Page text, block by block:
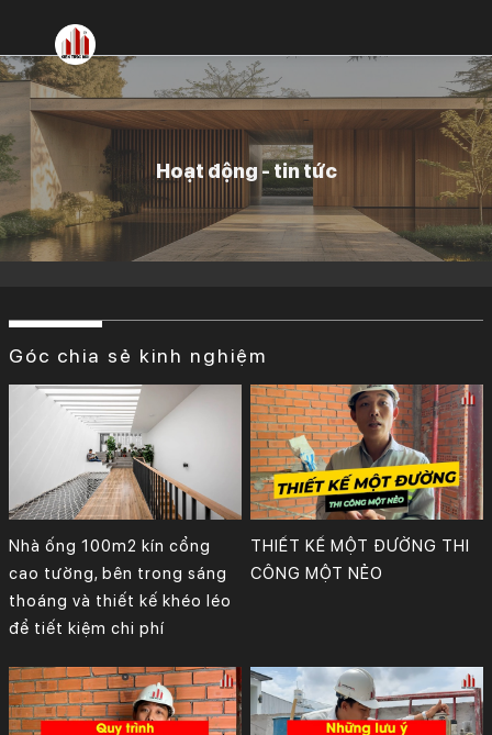
nội
dung
Hoạt động - tin tức
Góc chia sẻ kinh nghiệm
Nhà ống 100m2 kín cổng
cao tường, bên trong sáng
thoáng và thiết kế khéo léo
để tiết kiệm chi phí
THIẾT KẾ MỘT ĐƯỜNG THI
CÔNG MỘT NẺO